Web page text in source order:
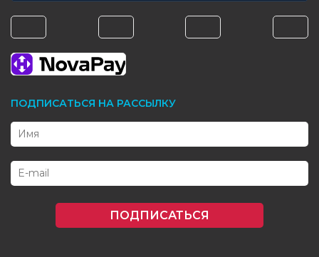
ПОДПИСАТЬСЯ НА РАССЫЛКУ
ПОДПИСАТЬСЯ